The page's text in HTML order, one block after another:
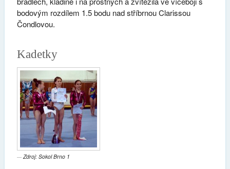
bodovým rozdílem 1.5 bodu nad stříbrnou Clarissou
Čondlovou.
Kadetky
Zdroj: Sokol Brno 1